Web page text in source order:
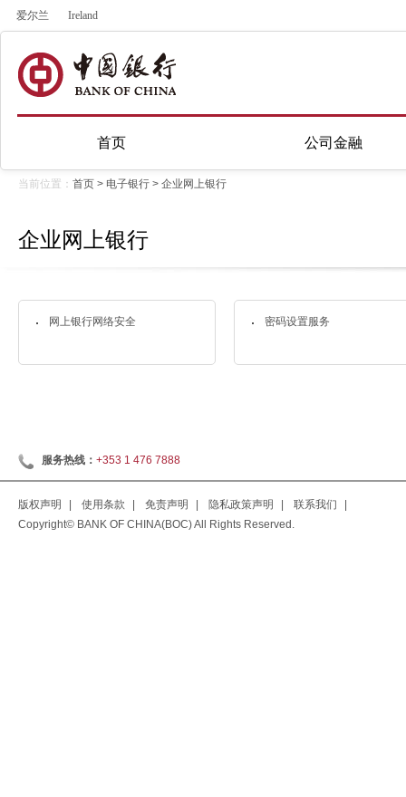
爱尔兰 Ireland
首页 公司金融
当前位置： 首页 > 电子银行 > 企业网上银行
企业网上银行
网上银行网络安全 密码设置服务
服务热线： +353 1 476 7888
版权声明 使用条款 免责声明 隐私政策声明 联系我们
Copyright© BANK OF CHINA(BOC) All Rights Reserved.